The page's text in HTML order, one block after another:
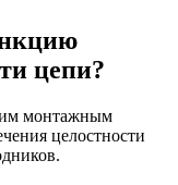
цепи?
монтажным
целостности